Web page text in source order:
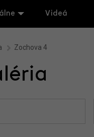
Videá
Zochova 4